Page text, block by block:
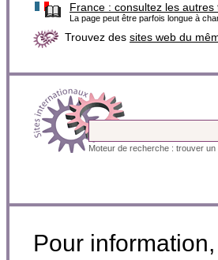
France : consultez les
La page peut être parfois longue à
Trouvez des sites web du
Moteur de recherche : trouver un
Pour